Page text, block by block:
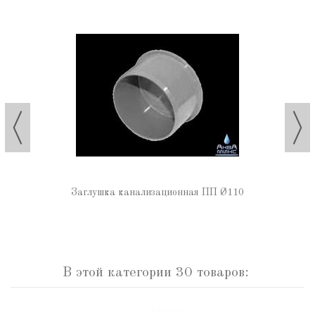
Заглушка канализационная ПП Ø110
В этой категории 30 товаров: